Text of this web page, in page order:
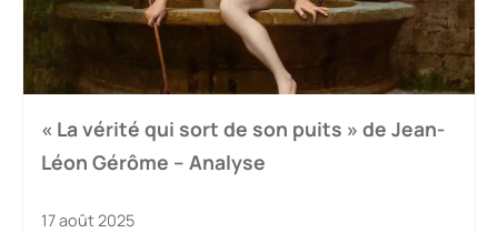
« La vérité qui sort de son puits » de Jean-
Léon Gérôme – Analyse
17 août 2025